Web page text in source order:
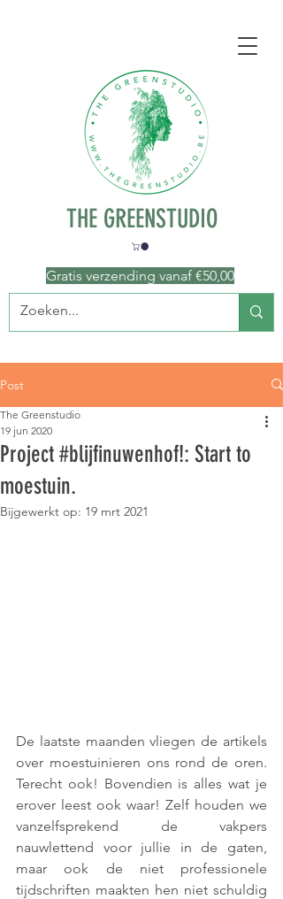
Gratis verzending vanaf €50 ,00
THE GREENSTUDIO
Post
Project #blijfinuwenhof!: Start to
moestuin.
The Greenstudio
19 jun 2020
Bijgewerkt op: 19 mrt 2021
De laatste maanden vliegen de artikels
over moestuinieren ons rond de oren.
Terecht ook! Bovendien is alles wat je
erover leest ook waar! Zelf houden we
vanzelfsprekend de vakpers
nauwlettend voor jullie in de gaten,
maar ook de niet professionele
tijdschriften maakten hen niet schuldig